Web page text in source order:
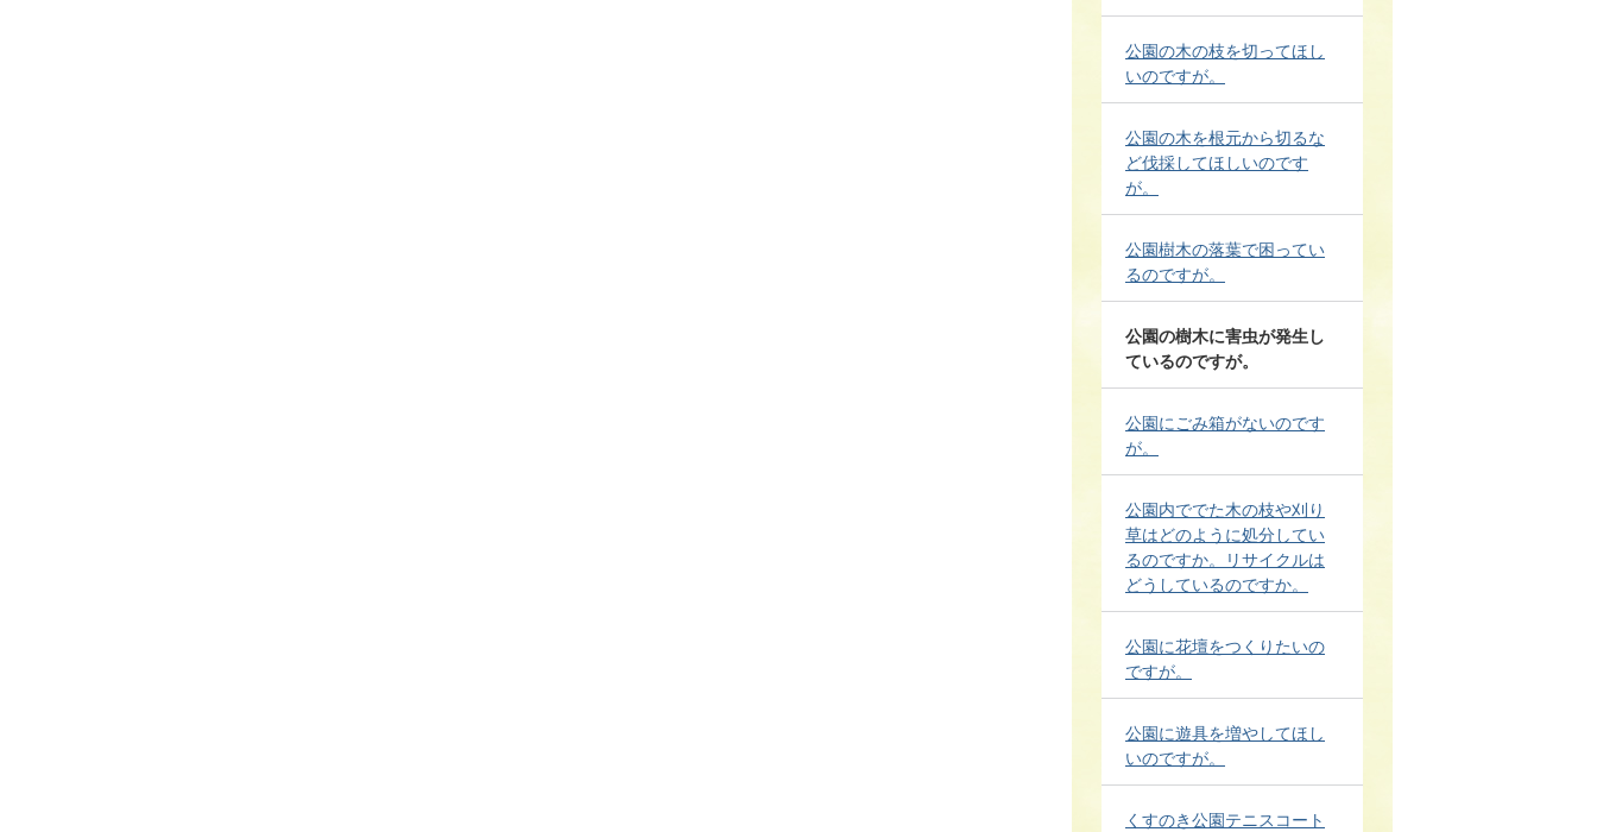
公園の木の枝を切ってほし
いのですが。
公園の木を根元から切るな
ど伐採してほしいのです
が。
公園樹木の落葉で困ってい
るのですが。
公園の樹木に害虫が発生し
ているのですが。
公園にごみ箱がないのです
が。
公園内ででた木の枝や刈り
草はどのように処分してい
るのですか。リサイクルは
どうしているのですか。
公園に花壇をつくりたいの
ですが。
公園に遊具を増やしてほし
いのですが。
くすのき公園テニスコート